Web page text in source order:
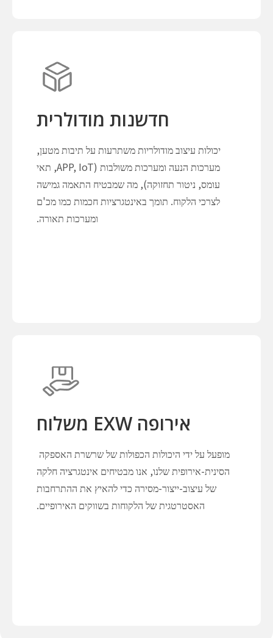
חדשנות מודולרית
יכולות עיצוב מודולריות משתרעות על תיבות מטען,
מערכות הנעה ומערכות משולבות (APP, IoT, תאי
עומס, ניטור תחזוקה), מה שמבטיח התאמה גמישה
לצרכי הלקוח. תומך באינטגרציות חכמות כמו מכ'ם
ומערכות תאורה.
אירופה EXW משלוח
מופעל על ידי היכולות הכפולות של שרשרת האספקה ​​
הסינית-אירופית שלנו, אנו מבטיחים אינטגרציה חלקה
של עיצוב-ייצור-מסירה כדי להאיץ את ההתרחבות
האסטרטגית של הלקוחות בשווקים האירופיים.